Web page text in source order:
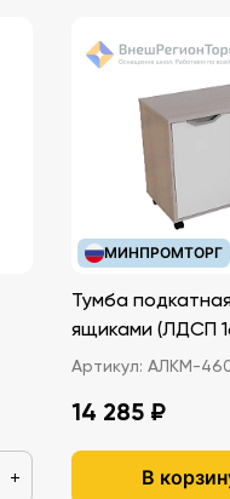
+
МИНПРОМТОРГ
Тумба
ящиками
Артикул: АЛКМ-
14 285 ₽
В